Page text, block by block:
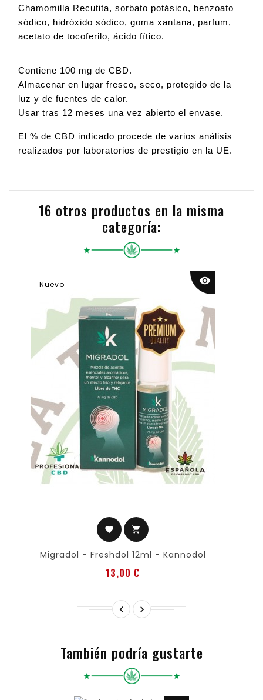
Chamomilla Recutita, sorbato potásico, benzoato
sódico, hidróxido sódico, goma xantana, parfum,
acetato de tocoferilo, ácido fítico.
Contiene 100 mg de CBD.
Almacenar en lugar fresco, seco, protegido de la
luz y de fuentes de calor.
Usar tras 12 meses una vez abierto el envase.
El % de CBD indicado procede de varios análisis
realizados por laboratorios de prestigio en la UE.
16 otros productos en la misma
categoría:
Nuevo
favorite shopping_cart
visibility
Migradol - Freshdol 12ml - Kannodol
13,00 €
 
También podría gustarte